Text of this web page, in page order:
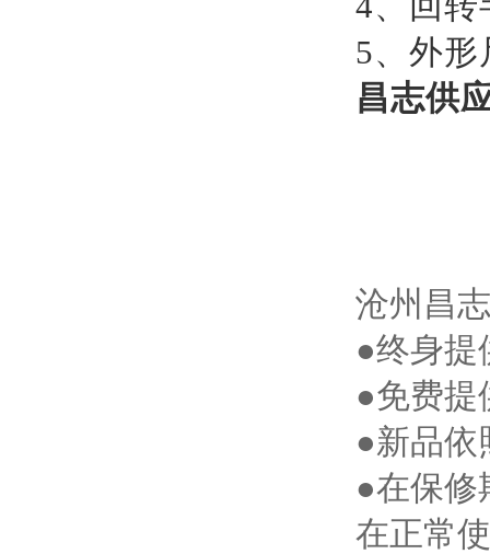
5、外形
昌志供
沧州昌
●终身提
●免费提
●新品依
●在保修
在正常